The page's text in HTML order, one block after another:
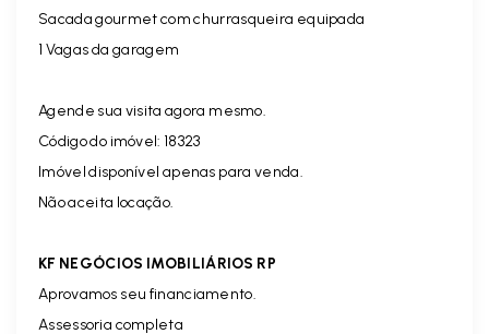
Sacada gourmet com churrasqueira equipada
1 Vagas da garagem
Agende sua visita agora mesmo.
Código do imóvel: 18323
Imóvel disponível apenas para venda.
Não aceita locação.
KF NEGÓCIOS IMOBILIÁRIOS RP
Aprovamos seu financiamento.
Assessoria completa